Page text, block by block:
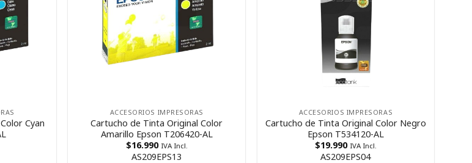
Cyan
ACCESORIOS IMPRESORAS
Cartucho de Tinta Original Color
Amarillo Epson T206420-AL
$16.990 IVA Incl.
AS209EPS13
ACCESORIOS IMPRESORAS
Cartucho de Tinta Original Color Negro
Epson T534120-AL
$19.990 IVA Incl.
AS209EPS04